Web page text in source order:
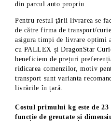
din parcul auto propriu.
Pentru restul ţării livrarea se
de către firma de transport/
asigura timpi de livrare optimi
cu PALLEX și DragonStar
beneficiem de prețuri
ridicarea comenzilor, motiv
transport sunt varianta
livrările în țară.
Costul primului kg este de 23
funcție de greutate și